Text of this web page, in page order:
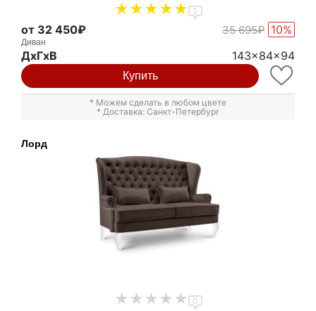
1
от 32 450₽ 35 695₽ 10%
Диван
ДxГxВ 143x84x94
Купить
* Можем сделать в любом цвете
* Доставка: Санкт-Петербург
Лорд
0